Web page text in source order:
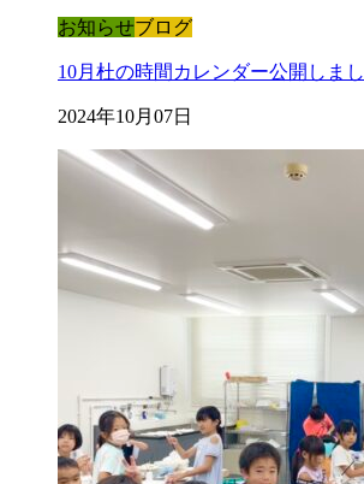
お知らせブログ
10月杜の時間カレンダー公開しまし
2024年10月07日